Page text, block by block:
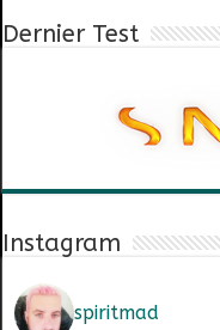
Dernier Test
Instagram
spiritmad